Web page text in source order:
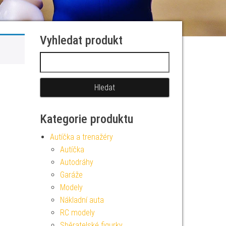
Vyhledat produkt
Kategorie produktu
Autíčka a trenažéry
Autíčka
Autodráhy
Garáže
Modely
Nákladní auta
RC modely